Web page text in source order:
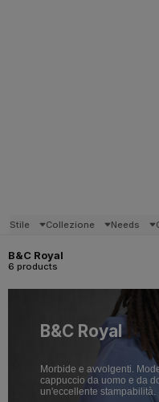
Stile Collezione Needs
B&C Royal
6 products
B&C Royal
Morbide e avvolgenti.
cappuccio da uomo e da
un'eccellente stampabilità.